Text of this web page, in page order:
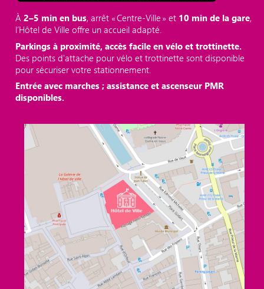
À2–5 min en bus, arrêt « Centre‑Ville » et 10 min de la gare,
l’Hôtel de Ville offre un accueil adapté.
Parkings à proximité, accès facile en vélo et trottinette.
Des points d'attache pour vélo et trottinette sont disponible
pour sécuriser votre stationnement.
Entrée avec marches ; assistance et ascenseur PMR
disponibles.